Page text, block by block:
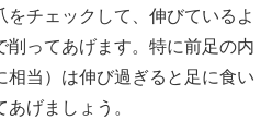
チェックして、伸びているよ
削ってあげます。特に前足の内
当）は伸び過ぎると足に食い
げましょう。